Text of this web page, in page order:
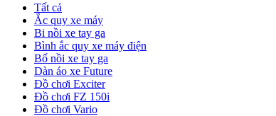
Tất cả
Ắc quy xe máy
Bi nồi xe tay ga
Bình ắc quy xe máy điện
Bố nồi xe tay ga
Dàn áo xe Future
Đồ chơi Exciter
Đồ chơi FZ 150i
Đồ chơi Vario